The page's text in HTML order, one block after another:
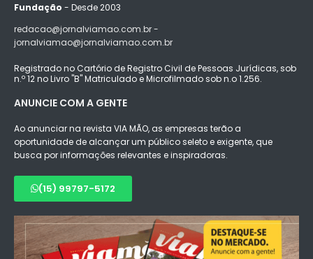
Fundação - Desde 2003
redacao@jornalviamao.com.br -
jornalviamao@jornalviamao.com.br
Registrado no Cartório de Registro Civil de Pessoas Jurídicas, sob
n.º 12 no Livro "B" Matriculado e Microfilmado sob n.o 1.256.
ANUNCIE COM A GENTE
Ao anunciar na revista VIA MÃO, as empresas terão a
oportunidade de alcançar um público seleto e exigente, que
busca por informações relevantes e inspiradoras.
(15) 99797-5172